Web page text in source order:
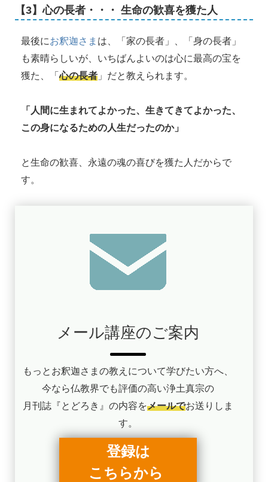
【3】心の長者・・・ 生命の歓喜を獲た人
最後にお釈迦さま は、「家の長者」、「身の長者」
も素晴らしいが、いちばんよいのは心に最高の宝を
獲た、「心の長者 」だと教えられます。
「人間に生まれてよかった、生きてきてよかった、
この身になるための人生だったのか」
と生命の歓喜、永遠の魂の喜びを獲た人だからで
す。
メール講座のご案内
もっとお釈迦さまの教えについて学びたい方へ、
今なら仏教界でも評価の高い浄土真宗の
月刊誌『とどろき』の内容をメールでお送りしま
す。
登録は
こちらから